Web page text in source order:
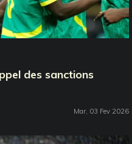
des sanctions
Mar, 03 Fev 2026